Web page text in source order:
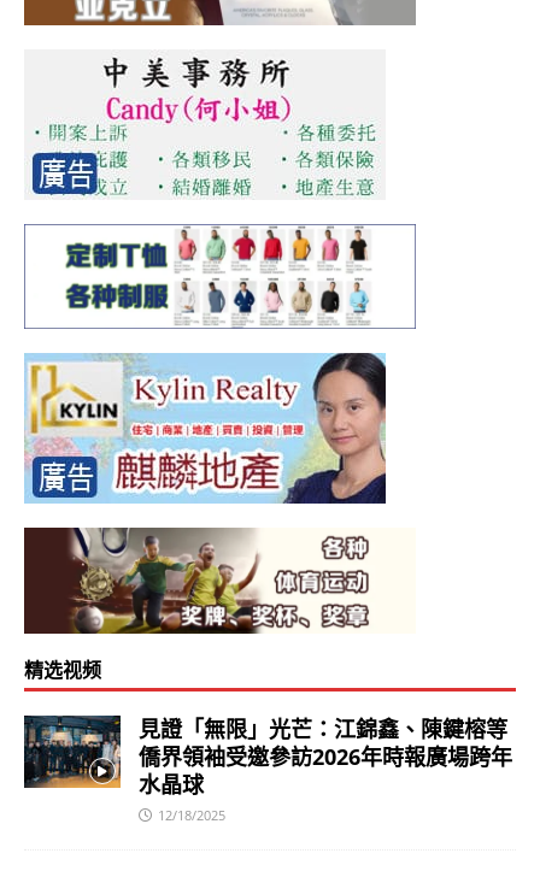
精选视频
見證「無限」光芒：江錦鑫、陳鍵榕等
僑界領袖受邀參訪2026年時報廣場跨年
水晶球
12/18/2025